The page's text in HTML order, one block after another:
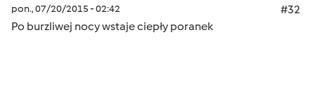
pon., 07/20/2015 - 02:42
#32
Po burzliwej nocywstaje ciepły poranek